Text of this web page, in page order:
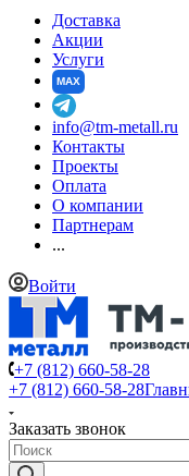
Доставка
Акции
Услуги
MAX
info@tm-metall.ru
Контакты
Проекты
Оплата
О компании
Партнерам
...
Войти
+7 (812) 660-58-28
+7 (812) 660-58-28
Заказать звонок